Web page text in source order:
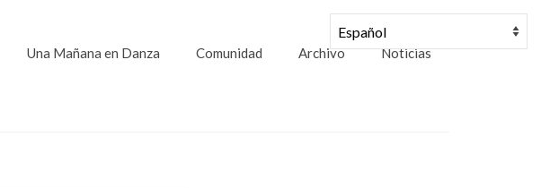
Una Mañana en Danza Comunidad Archivo Noticias